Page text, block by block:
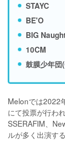
STAYC
BE'O
BIG
10CM
鼓膜少年
Melonでは2022
にて投票が行わ
SSERAFIM、
ルが多く出演す